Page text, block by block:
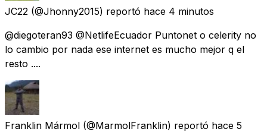
JC22 (@Jhonny2015) reportó hace 4 minutos
@diegoteran93 @NetlifeEcuador Puntonet o celerity no
lo cambio por nada ese internet es mucho mejor q el
resto ....
Franklin Mármol (@MarmolFranklin) reportó hace 5